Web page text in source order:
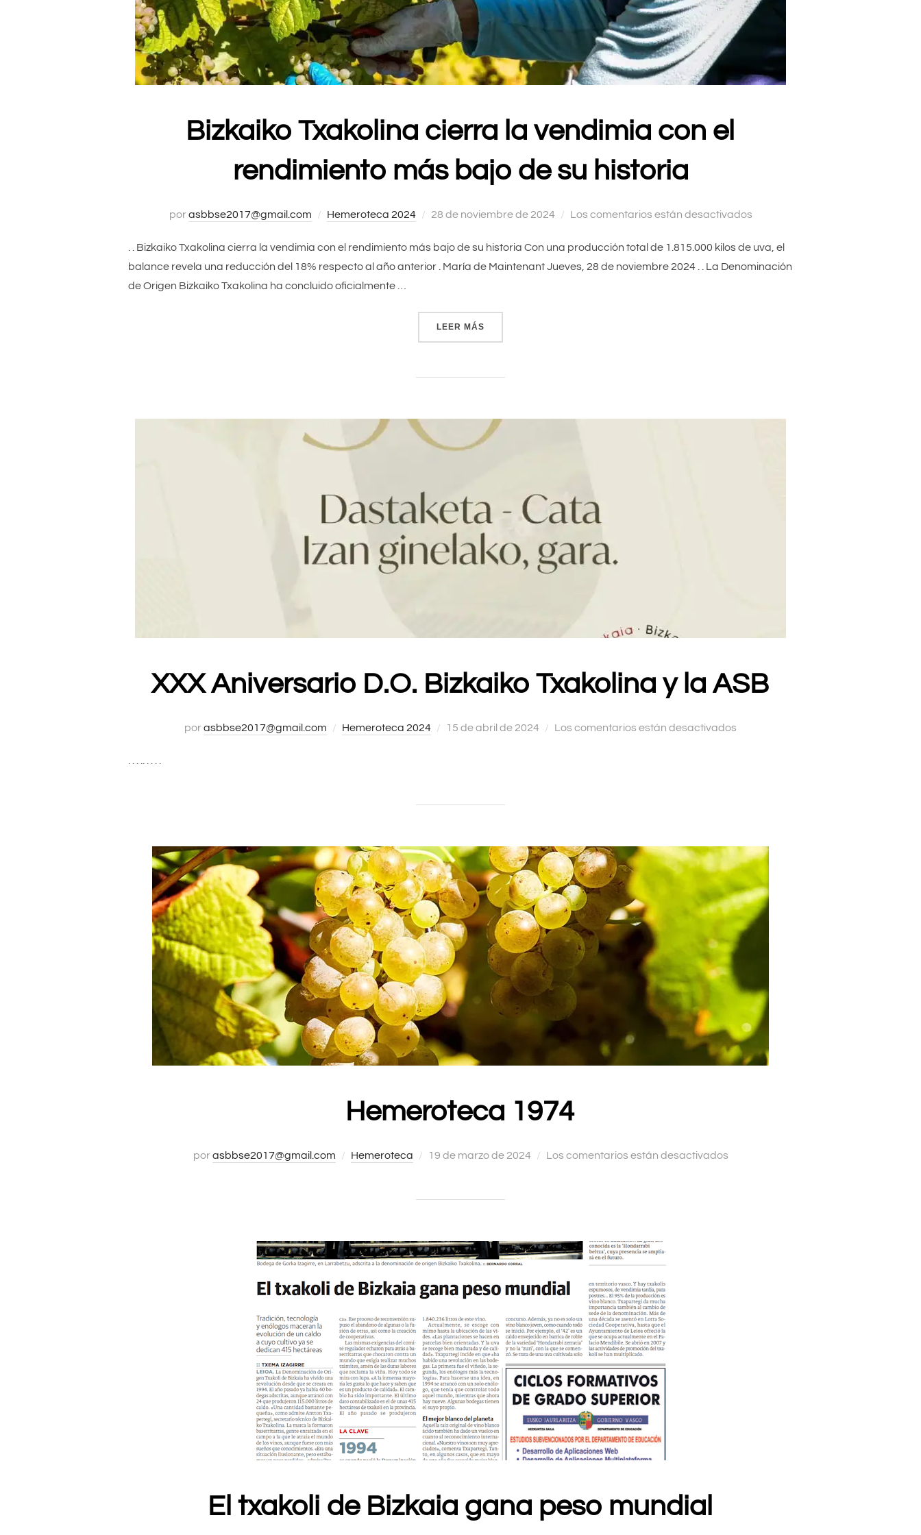
Bizkaiko Txakolina cierra la vendimia con el
rendimiento más bajo de su historia
porasbbse2017@gmail.com Hemeroteca 2024
Publicado
28 de noviembre de 2024 Los comentarios están desactivados
. . Bizkaiko Txakolina cierra la vendimia con el rendimiento más bajo de su historia Con una producción total de 1.815.000 kilos de uva, el
balance revela una reducción del 18% respecto al año anterior . María de Maintenant Jueves, 28 de noviembre 2024 . . La Denominación
de Origen Bizkaiko Txakolina ha concluido oficialmente …
LEER MÁS
XXX Aniversario D.O. Bizkaiko Txakolina y la ASB
porasbbse2017@gmail.com Hemeroteca 2024
Publicado
15 de abril de 2024 Los comentarios están desactivados
Hemeroteca 1974
porasbbse2017@gmail.com Hemeroteca
Publicado
19 de marzo de 2024 Los comentarios están desactivados
El txakoli de Bizkaia gana peso mundial